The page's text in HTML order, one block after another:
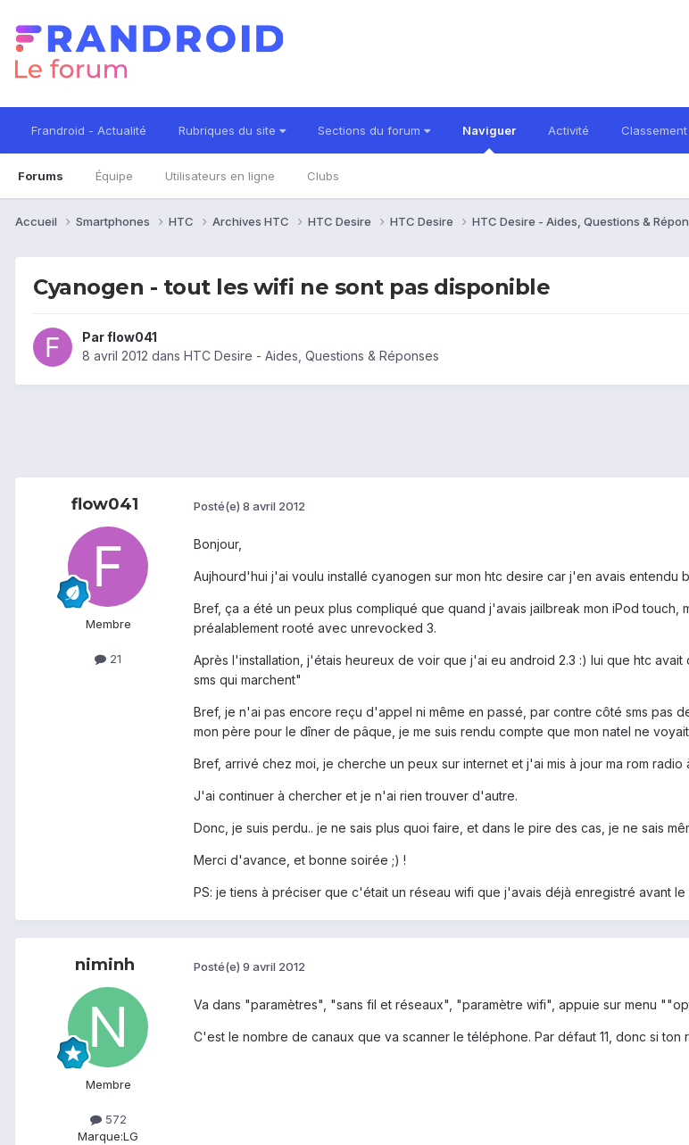
Frandroid - Actualité Rubriques du site Sections du forum Naviguer
Forums Équipe Utilisateurs en ligne Clubs
Activité Classement
Accueil Smartphones HTC Archives HTC HTC Desire HTC Desire HTC Desire - Aides, Questions &
Cyanogen - tout les wifi ne sont pas disponible
Parflow041
8 avril 2012 dans HTC Desire - Aides, Questions & Réponses
flow041
Membre
21
Posté(e) 8 avril 2012
Bonjour,
Aujhourd'hui j'ai voulu installé cyanogen sur mon htc desire car j'en avais
Bref, ça a été un peux plus compliqué que quand j'avais jailbreak mon iPod touch,
préalablement rooté avec unrevocked 3.
Après l'installation, j'étais heureux de voir que j'ai eu android 2.3 :) lui que htc
sms qui marchent"
Bref, je n'ai pas encore reçu d'appel ni même en passé, par contre côté sms pas
mon père pour le dîner de pâque, je me suis rendu compte que mon natel ne
Bref, arrivé chez moi, je cherche un peux sur internet et j'ai mis à jour ma rom
J'ai continuer à chercher et je n'ai rien trouver d'autre.
Donc, je suis perdu.. je ne sais plus quoi faire, et dans le pire des cas, je ne sais
Merci d'avance, et bonne soirée ;) !
PS: je tiens à préciser que c'était un réseau wifi que j'avais déjà enregistré avant le
niminh
Membre
572
Marque:LG
Posté(e) 9 avril 2012
Va dans "paramètres", "sans fil et réseaux", "paramètre wifi", appuie sur menu
C'est le nombre de canaux que va scanner le téléphone. Par défaut 11, donc si ton